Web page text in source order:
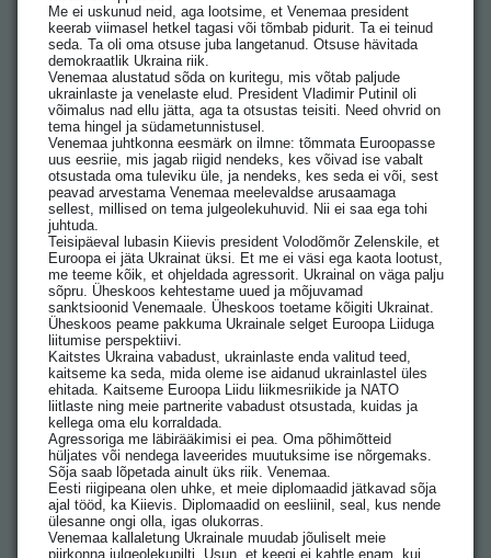
Me ei uskunud neid, aga lootsime, et Venemaa president
keerab viimasel hetkel tagasi või tõmbab pidurit. Ta ei teinud
seda. Ta oli oma otsuse juba langetanud. Otsuse hävitada
demokraatlik Ukraina riik.
Venemaa alustatud sõda on kuritegu, mis võtab paljude
ukrainlaste ja venelaste elud. President Vladimir Putinil oli
võimalus nad ellu jätta, aga ta otsustas teisiti. Need ohvrid on
tema hingel ja südametunnistusel.
Venemaa juhtkonna eesmärk on ilmne: tõmmata Euroopasse
uus eesriie, mis jagab riigid nendeks, kes võivad ise vabalt
otsustada oma tuleviku üle, ja nendeks, kes seda ei või, sest
peavad arvestama Venemaa meelevaldse arusaamaga
sellest, millised on tema julgeolekuhuvid. Nii ei saa ega tohi
juhtuda.
Teisipäeval lubasin Kiievis president Volodõmõr Zelenskile, et
Euroopa ei jäta Ukrainat üksi. Et me ei väsi ega kaota lootust,
me teeme kõik, et ohjeldada agressorit. Ukrainal on väga palju
sõpru. Üheskoos kehtestame uued ja mõjuvamad
sanktsioonid Venemaale. Üheskoos toetame kõigiti Ukrainat.
Üheskoos peame pakkuma Ukrainale selget Euroopa Liiduga
liitumise perspektiivi.
Kaitstes Ukraina vabadust, ukrainlaste enda valitud teed,
kaitseme ka seda, mida oleme ise aidanud ukrainlastel üles
ehitada. Kaitseme Euroopa Liidu liikmesriikide ja NATO
liitlaste ning meie partnerite vabadust otsustada, kuidas ja
kellega oma elu korraldada.
Agressoriga me läbirääkimisi ei pea. Oma põhimõtteid
hüljates või nendega laveerides muutuksime ise nõrgemaks.
Sõja saab lõpetada ainult üks riik. Venemaa.
Eesti riigipeana olen uhke, et meie diplomaadid jätkavad sõja
ajal tööd, ka Kiievis. Diplomaadid on eesliinil, seal, kus nende
ülesanne ongi olla, igas olukorras.
Venemaa kallaletung Ukrainale muudab jõuliselt meie
piirkonna julgeolekupilti. Usun, et keegi ei kahtle enam, kui